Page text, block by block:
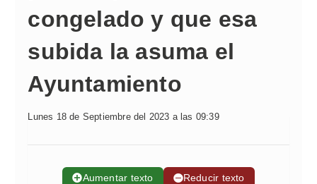
congelado y que esa
subida la asuma el
Ayuntamiento
Lunes 18 de Septiembre del 2023 a las 09:39
➕Aumentar texto ➖Reducir texto